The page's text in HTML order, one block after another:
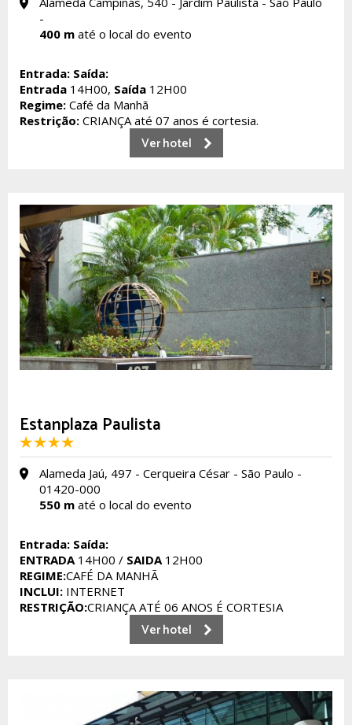
-
400 m até o local do evento
Entrada: Saída:
Entrada 14H00, Saída 12H00
Regime: Café da Manhã
Restrição: CRIANÇA até 07 anos é cortesia.
Ver hotel
Estanplaza Paulista
Alameda Jaú, 497 - Cerqueira César - São Paulo -
01420-000
550 m até o local do evento
Entrada: Saída:
ENTRADA14H00 / SAIDA12H00
REGIME:CAFÉ DA MANHÃ
INCLUI: INTERNET
RESTRIÇÃO:CRIANÇA ATÉ 06 ANOS É CORTESIA
Ver hotel